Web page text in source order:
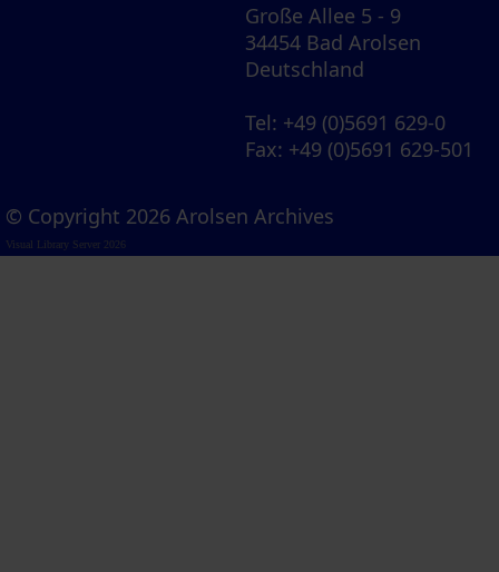
Große Allee 5 - 9
34454 Bad Arolsen
Deutschland
Tel: +49 (0)5691 629-0
Fax: +49 (0)5691 629-501
© Copyright 2026 Arolsen Archives
Visual Library Server 2026